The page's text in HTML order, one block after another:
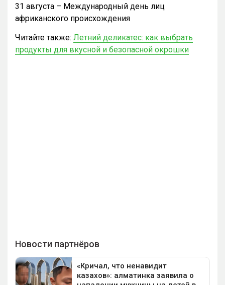
31 августа – Международный день лиц
африканского происхождения
Читайте также: Летний деликатес: как выбрать
продукты для вкусной и безопасной окрошки